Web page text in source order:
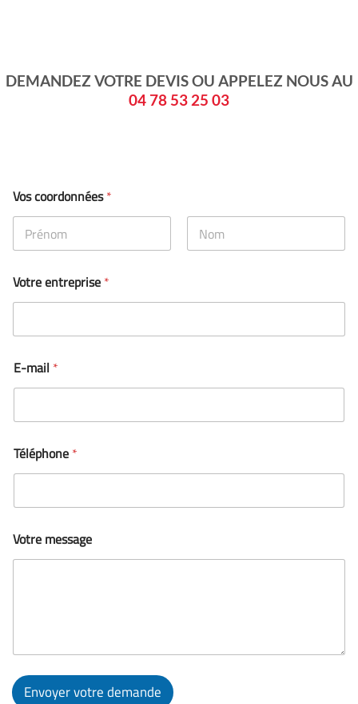
DEMANDEZ VOTRE DEVIS OU APPELEZ NOUS AU
04 78 53 25 03
Vos coordonnées*
Votre entreprise *
E-mail *
Téléphone *
Votre message
Envoyer votre demande